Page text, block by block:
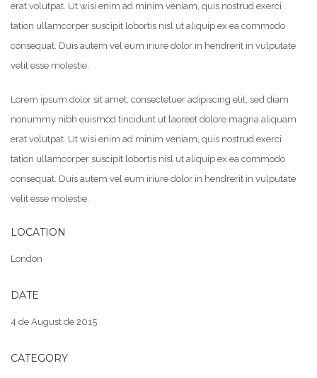
erat volutpat. Ut wisi enim ad minim veniam, quis nostrud exerci
tation ullamcorper suscipit lobortis nisl ut aliquip ex ea commodo
consequat. Duis autem vel eum iriure dolor in hendrerit in vulputate
velit esse molestie.
Lorem ipsum dolor sit amet, consectetuer adipiscing elit, sed diam
nonummy nibh euismod tincidunt ut laoreet dolore magna aliquam
erat volutpat. Ut wisi enim ad minim veniam, quis nostrud exerci
tation ullamcorper suscipit lobortis nisl ut aliquip ex ea commodo
consequat. Duis autem vel eum iriure dolor in hendrerit in vulputate
velit esse molestie.
LOCATION
London
DATE
4 de August de 2015
CATEGORY